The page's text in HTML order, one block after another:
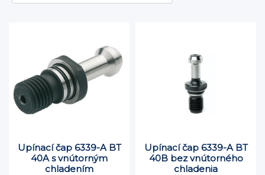
Upínací čap 6339-A BT
40A s vnútorným
chladením
Upínací čap 6339-A BT
40B bez vnútorného
chladenia